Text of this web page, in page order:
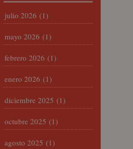
julio 2026 (1)
mayo 2026 (1)
febrero 2026 (1)
enero 2026 (1)
diciembre 2025 (1)
octubre 2025 (1)
agosto 2025 (1)